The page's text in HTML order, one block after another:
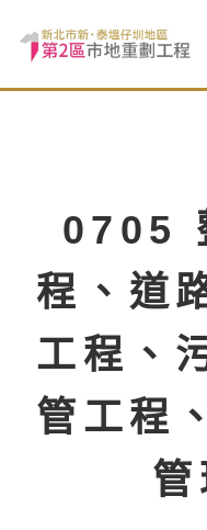
0705
程、道
工程、
管工程
管